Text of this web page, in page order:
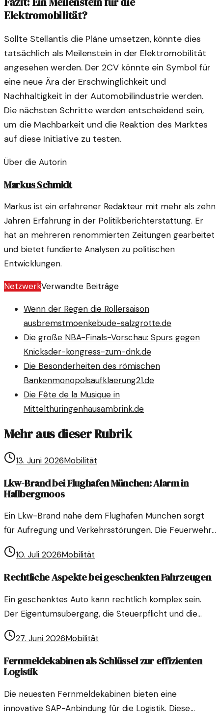
Elektromobilität?
Sollte Stellantis die Pläne umsetzen, könnte dies
tatsächlich als Meilenstein in der Elektromobilität
angesehen werden. Der 2CV könnte ein Symbol für
eine neue Ära der Erschwinglichkeit und
Nachhaltigkeit in der Automobilindustrie werden.
Die nächsten Schritte werden entscheidend sein,
um die Machbarkeit und die Reaktion des Marktes
auf diese Initiative zu testen.
Über die Autorin
Markus Schmidt
Markus ist ein erfahrener Redakteur mit mehr als zehn
Jahren Erfahrung in der Politikberichterstattung. Er
hat an mehreren renommierten Zeitungen gearbeitet
und bietet fundierte Analysen zu politischen
Entwicklungen.
NetzwerkVerwandte Beiträge
Wenn der Regen die Rollersaison
ausbremstmoenkebude-salzgrotte.de
Die große NBA-Finals-Vorschau: Spurs gegen
Knicksder-kongress-zum-dnk.de
Die Besonderheiten des römischen
Bankenmonopolsaufklaerung21.de
Die Fête de la Musique in
Mittelthüringenhausambrink.de
Mehr aus dieser Rubrik
13. Juni 2026Mobilität
Lkw-Brand bei Flughafen München: Alarm in
Hallbergmoos
Ein Lkw-Brand nahe dem Flughafen München sorgt
für Aufregung und Verkehrsstörungen. Die Feuerwehr
kämpft gegen die Flammen und sorgt für Sicherheit.
10. Juli 2026Mobilität
Rechtliche Aspekte bei geschenkten Fahrzeugen
Ein geschenktes Auto kann rechtlich komplex sein.
Der Eigentumsübergang, die Steuerpflicht und die
Versicherung sind zentrale Fragen, die beachtet
werden müssen.
27. Juni 2026Mobilität
Fernmeldekabinen als Schlüssel zur effizienten
Logistik
Die neuesten Fernmeldekabinen bieten eine
innovative SAP-Anbindung für die Logistik. Diese